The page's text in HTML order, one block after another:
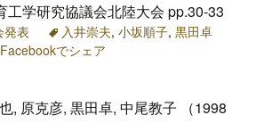
工学研究協議会北陸大会 pp.30-33
発表 入井崇夫, 小坂順子, 黒田卓
Facebookでシェア
, 原克彦, 黒田卓, 中尾教子 （1998